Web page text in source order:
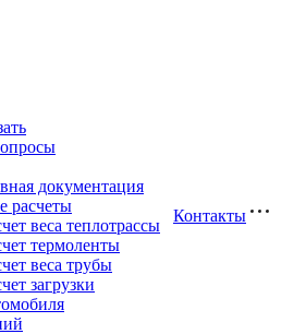
документация
расчеты
веса теплотрассы
термоленты
веса трубы
загрузки
Контакты